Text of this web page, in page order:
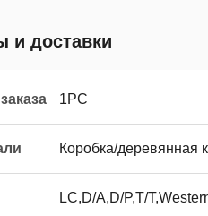
и доставки
1PC
Коробка/деревянная
LC,D/A,D/P,T/